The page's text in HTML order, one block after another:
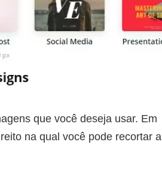
que você deseja usar. Em
na qual você pode recortar a